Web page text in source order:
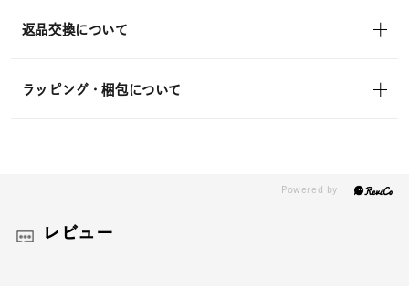
返品交換について
ラッピング・梱包について
レビュー